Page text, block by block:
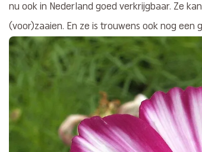
nu ook in Nederland goed verkrijgbaar. Ze
(voor)zaaien. En ze is trouwens ook nog een